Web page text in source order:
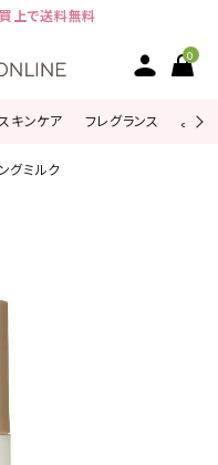
上で送料無料
0
キンケア フレグランス よじ
グミルク